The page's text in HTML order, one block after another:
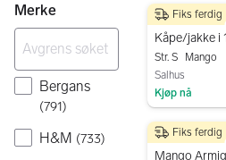
Merke
Bergans
(791)
H&M (733)
500 kr
Str. S
Mango
Salhus
Kjøp nå
Fiks ferdig
50 krFiks ferdig